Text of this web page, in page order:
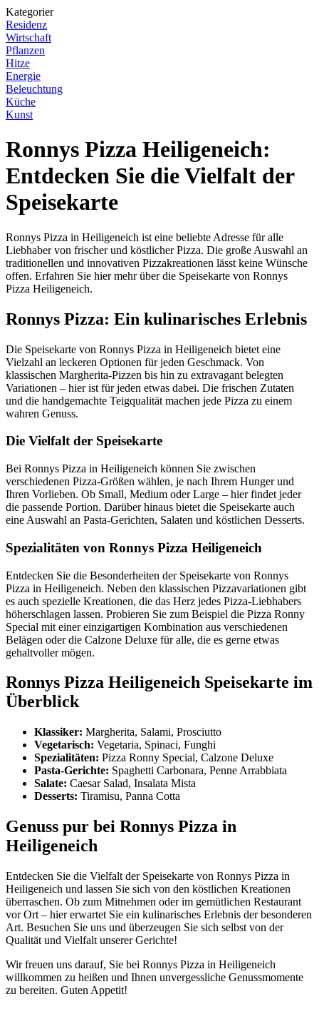
Kategorier
Residenz
Wirtschaft
Pflanzen
Hitze
Energie
Beleuchtung
Küche
Kunst
Ronnys Pizza Heiligeneich:
Entdecken Sie die Vielfalt der
Speisekarte
Ronnys Pizza in Heiligeneich ist eine beliebte Adresse für alle
Liebhaber von frischer und köstlicher Pizza. Die große Auswahl an
traditionellen und innovativen Pizzakreationen lässt keine Wünsche
offen. Erfahren Sie hier mehr über die Speisekarte von Ronnys
Pizza Heiligeneich.
Ronnys Pizza: Ein kulinarisches Erlebnis
Die Speisekarte von Ronnys Pizza in Heiligeneich bietet eine
Vielzahl an leckeren Optionen für jeden Geschmack. Von
klassischen Margherita-Pizzen bis hin zu extravagant belegten
Variationen – hier ist für jeden etwas dabei. Die frischen Zutaten
und die handgemachte Teigqualität machen jede Pizza zu einem
wahren Genuss.
Die Vielfalt der Speisekarte
Bei Ronnys Pizza in Heiligeneich können Sie zwischen
verschiedenen Pizza-Größen wählen, je nach Ihrem Hunger und
Ihren Vorlieben. Ob Small, Medium oder Large – hier findet jeder
die passende Portion. Darüber hinaus bietet die Speisekarte auch
eine Auswahl an Pasta-Gerichten, Salaten und köstlichen Desserts.
Spezialitäten von Ronnys Pizza Heiligeneich
Entdecken Sie die Besonderheiten der Speisekarte von Ronnys
Pizza in Heiligeneich. Neben den klassischen Pizzavariationen gibt
es auch spezielle Kreationen, die das Herz jedes Pizza-Liebhabers
höherschlagen lassen. Probieren Sie zum Beispiel die Pizza Ronny
Special mit einer einzigartigen Kombination aus verschiedenen
Belägen oder die Calzone Deluxe für alle, die es gerne etwas
gehaltvoller mögen.
Ronnys Pizza Heiligeneich Speisekarte im
Überblick
Klassiker: Margherita, Salami, Prosciutto
Vegetarisch: Vegetaria, Spinaci, Funghi
Spezialitäten: Pizza Ronny Special, Calzone Deluxe
Pasta-Gerichte: Spaghetti Carbonara, Penne Arrabbiata
Salate: Caesar Salad, Insalata Mista
Desserts: Tiramisu, Panna Cotta
Genuss pur bei Ronnys Pizza in
Heiligeneich
Entdecken Sie die Vielfalt der Speisekarte von Ronnys Pizza in
Heiligeneich und lassen Sie sich von den köstlichen Kreationen
überraschen. Ob zum Mitnehmen oder im gemütlichen Restaurant
vor Ort – hier erwartet Sie ein kulinarisches Erlebnis der besonderen
Art. Besuchen Sie uns und überzeugen Sie sich selbst von der
Qualität und Vielfalt unserer Gerichte!
Wir freuen uns darauf, Sie bei Ronnys Pizza in Heiligeneich
willkommen zu heißen und Ihnen unvergessliche Genussmomente
zu bereiten. Guten Appetit!